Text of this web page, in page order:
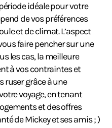
idéale pour votre
de vos préférences
et de climat. L’aspect
faire pencher sur une
les cas, la meilleure
à vos contraintes et
ruser grâce à une
voyage, en tenant
et des offres
de Mickey et ses amis ; )